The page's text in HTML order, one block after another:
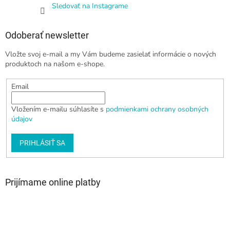
Sledovať na Instagrame
Odoberať newsletter
Vložte svoj e-mail a my Vám budeme zasielať informácie o nových
produktoch na našom e-shope.
Email
Vložením e-mailu súhlasíte s podmienkami ochrany osobných
údajov
PRIHLÁSIŤ SA
Prijímame online platby